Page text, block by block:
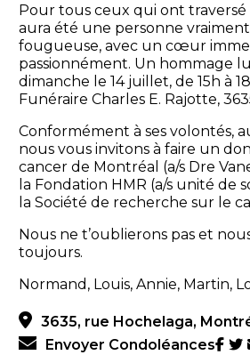
Pour tous ceux qui ont traversé
aura été une personne vraiment
fougueuse, avec un cœur
passionnément. Un hommage
dimanche le 14 juillet, de 15h à
Funéraire Charles E. Rajotte,
Conformément à ses volontés,
nous vous invitons à faire un
cancer de Montréal (a/s Dre
la Fondation HMR (a/s unité de
la Société de recherche sur le
Nous ne t’oublierons pas et
toujours.
Normand, Louis, Annie, Martin,
3635, rue Hochelaga,
Envoyer Condoléances